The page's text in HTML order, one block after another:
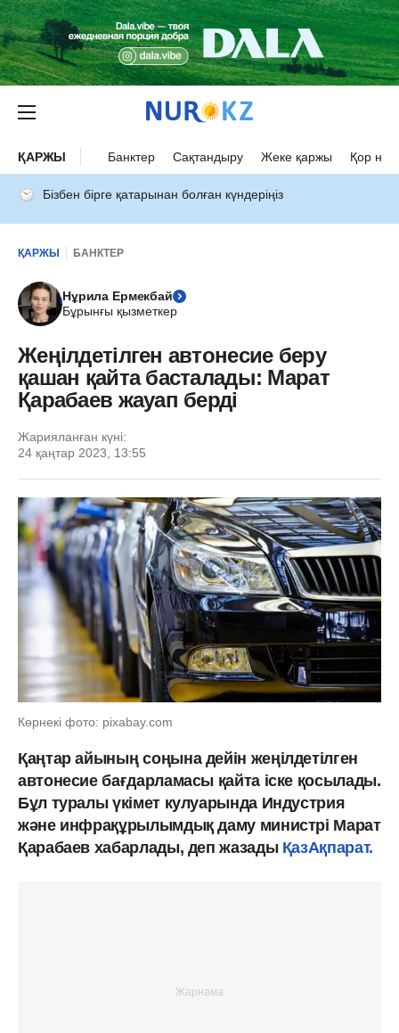
ҚАРЖЫ Банктер Сақтандыру Жеке қаржы Қор
Бізбен бірге қатарынан болған күндеріңіз
ҚАРЖЫ БАНКТЕР
Нұрила Ермекбай
Бұрынғы қызметкер
Жеңілдетілген автонесие беру
қашан қайта басталады: Марат
Қарабаев жауап берді
Жарияланған күні:
24 қаңтар 2023, 13:55
Көрнекі фото: pixabay.com
Қаңтар айының соңына дейін жеңілдетілген
автонесие бағдарламасы қайта іске қосылады.
Бұл туралы үкімет кулуарында Индустрия
және инфрақұрылымдық даму министрі Марат
Қарабаев хабарлады, деп жазады ҚазАқпарат.